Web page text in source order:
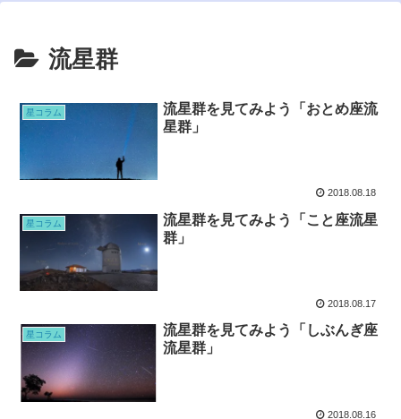
流星群
星コラム
流星群を見てみよう「おとめ座流
星群」
2018.08.18
星コラム
流星群を見てみよう「こと座流星
群」
2018.08.17
星コラム
流星群を見てみよう「しぶんぎ座
流星群」
2018.08.16